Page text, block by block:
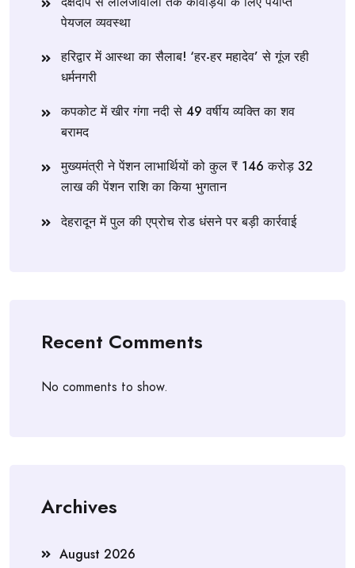
पेयजल व्यवस्था
हरिद्वार में आस्था का सैलाब! ‘हर-हर महादेव’ से गूंज रही
धर्मनगरी
कपकोट में खीर गंगा नदी से 49 वर्षीय व्यक्ति का शव
बरामद
मुख्यमंत्री ने पेंशन लाभार्थियों को कुल ₹ 146 करोड़ 32
लाख की पेंशन राशि का किया भुगतान
देहरादून में पुल की एप्रोच रोड धंसने पर बड़ी कार्रवाई
Recent Comments
No comments to show.
Archives
August 2026